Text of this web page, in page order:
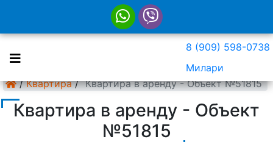
8 (909) 598-0738
Милари
/ Квартира / Квартира в аренду - Объект №51815
Квартира в аренду - Объект
№51815